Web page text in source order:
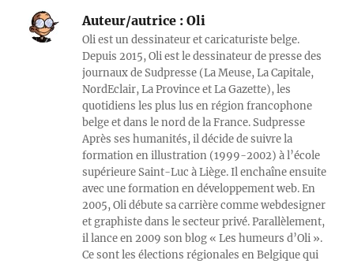
Auteur/autrice : Oli
Oli est un dessinateur et caricaturiste belge.
Depuis 2015, Oli est le dessinateur de presse des
journaux de Sudpresse (La Meuse, La Capitale,
NordEclair, La Province et La Gazette), les
quotidiens les plus lus en région francophone
belge et dans le nord de la France. Sudpresse
Après ses humanités, il décide de suivre la
formation en illustration (1999-2002) à l’école
supérieure Saint-Luc à Liège. Il enchaîne ensuite
avec une formation en développement web. En
2005, Oli débute sa carrière comme webdesigner
et graphiste dans le secteur privé. Parallèlement,
il lance en 2009 son blog « Les humeurs d’Oli ».
Ce sont les élections régionales en Belgique qui